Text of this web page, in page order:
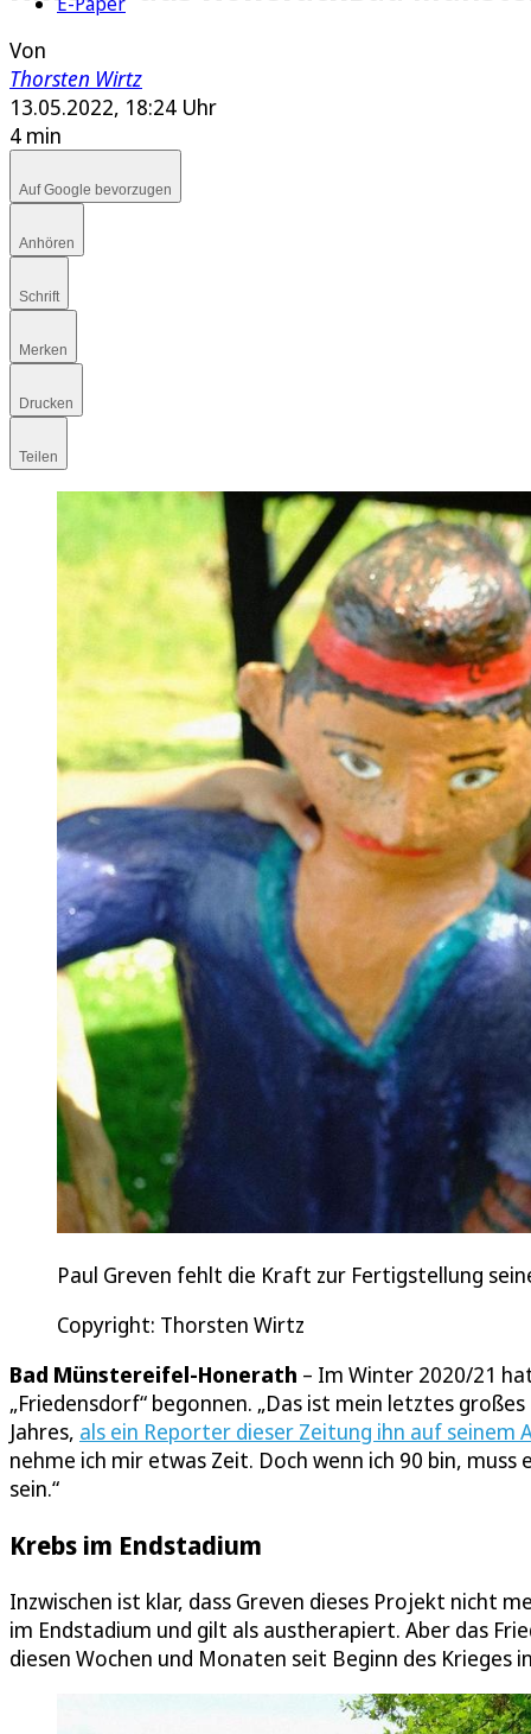
Von
Thorsten Wirtz
13.05.2022, 18:24 Uhr
4 min
Auf Google bevorzugen
Anhören
Schrift
Merken
Drucken
Teilen
Paul Greven fehlt die Kraft zur Fertigstellung
Copyright: Thorsten Wirtz
Bad Münstereifel-Honerath – Im Winter 2020/21
„Friedensdorf“ begonnen. „Das ist mein letztes
Jahres, als ein Reporter dieser Zeitung ihn auf
nehme ich mir etwas Zeit. Doch wenn ich 90 bin,
sein.“
Krebs im Endstadium
Inzwischen ist klar, dass Greven dieses Projekt nicht
im Endstadium und gilt als austherapiert. Aber das
diesen Wochen und Monaten seit Beginn des Krieges